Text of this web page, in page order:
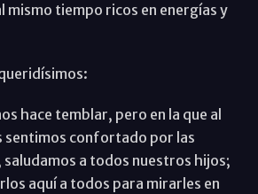
mismo tiempo ricos en energías y
hace temblar, pero en la que al
sentimos confortado por las
a todos nuestros hijos;
aquí a todos para mirarles en